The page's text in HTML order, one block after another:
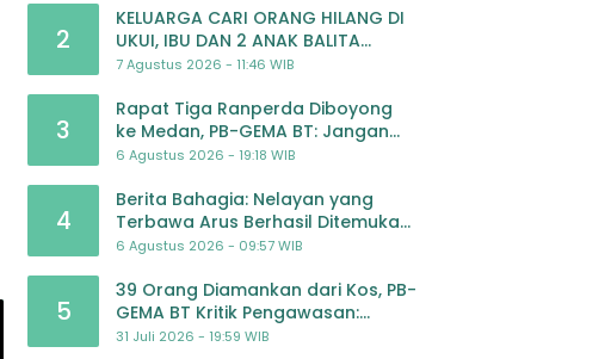
2
KELUARGA CARI ORANG HILANG DI
UKUI, IBU DAN 2 ANAK BALITA
BELUM PULANG SEJAK 20 JULI 2026
7 Agustus 2026 - 11:46 WIB
3
Rapat Tiga Ranperda Diboyong
ke Medan, PB-GEMA BT: Jangan
Jadikan APBD Ladang
6 Agustus 2026 - 19:18 WIB
4
Berita Bahagia: Nelayan yang
Terbawa Arus Berhasil Ditemukan
Dalam Keadaan Selamat
6 Agustus 2026 - 09:57 WIB
5
39 Orang Diamankan dari Kos, PB-
GEMA BT Kritik Pengawasan:
Jangan Tunggu Masyarakat
31 Juli 2026 - 19:59 WIB